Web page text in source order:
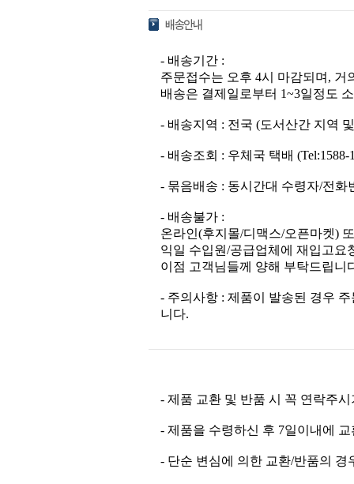
- 배송기간 :
주문접수는 오후 4시 마감되며,
배송은 결제일로부터 1~3일정도
- 배송지역 : 전국 (도서산간 지역
- 배송조회 : 우체국 택배 (Tel:1588-
- 묶음배송 : 동시간대 수령자/전
- 배송불가 :
온라인(후지몰/디맥스/오픈마켓)
익일 수입원/공급업체에 재입고요
이점 고객님들께 양해 부탁드립니
- 주의사항 : 제품이 발송된 경우
니다.
- 제품 교환 및 반품 시 꼭 연락주
- 제품을 수령하신 후 7일이내에
- 단순 변심에 의한 교환/반품의